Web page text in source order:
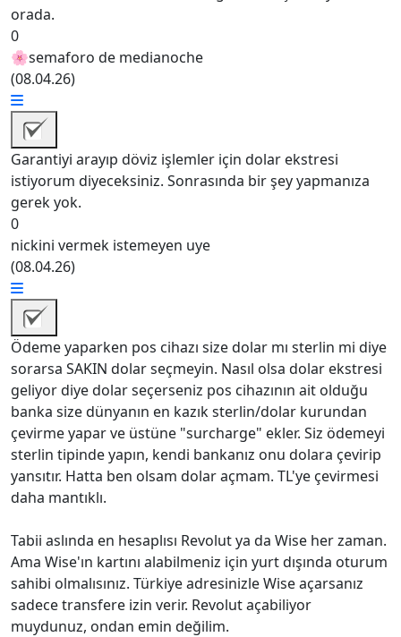
orada.
0
🌸semaforo de medianoche
(08.04.26)
Garantiyi arayıp döviz işlemler için dolar ekstresi
istiyorum diyeceksiniz. Sonrasında bir şey yapmanıza
gerek yok.
0
nickini vermek istemeyen uye
(08.04.26)
Ödeme yaparken pos cihazı size dolar mı sterlin mi diye
sorarsa SAKIN dolar seçmeyin. Nasıl olsa dolar ekstresi
geliyor diye dolar seçerseniz pos cihazının ait olduğu
banka size dünyanın en kazık sterlin/dolar kurundan
çevirme yapar ve üstüne "surcharge" ekler. Siz ödemeyi
sterlin tipinde yapın, kendi bankanız onu dolara çevirip
yansıtır. Hatta ben olsam dolar açmam. TL'ye çevirmesi
daha mantıklı.
Tabii aslında en hesaplısı Revolut ya da Wise her zaman.
Ama Wise'ın kartını alabilmeniz için yurt dışında oturum
sahibi olmalısınız. Türkiye adresinizle Wise açarsanız
sadece transfere izin verir. Revolut açabiliyor
muydunuz, ondan emin değilim.